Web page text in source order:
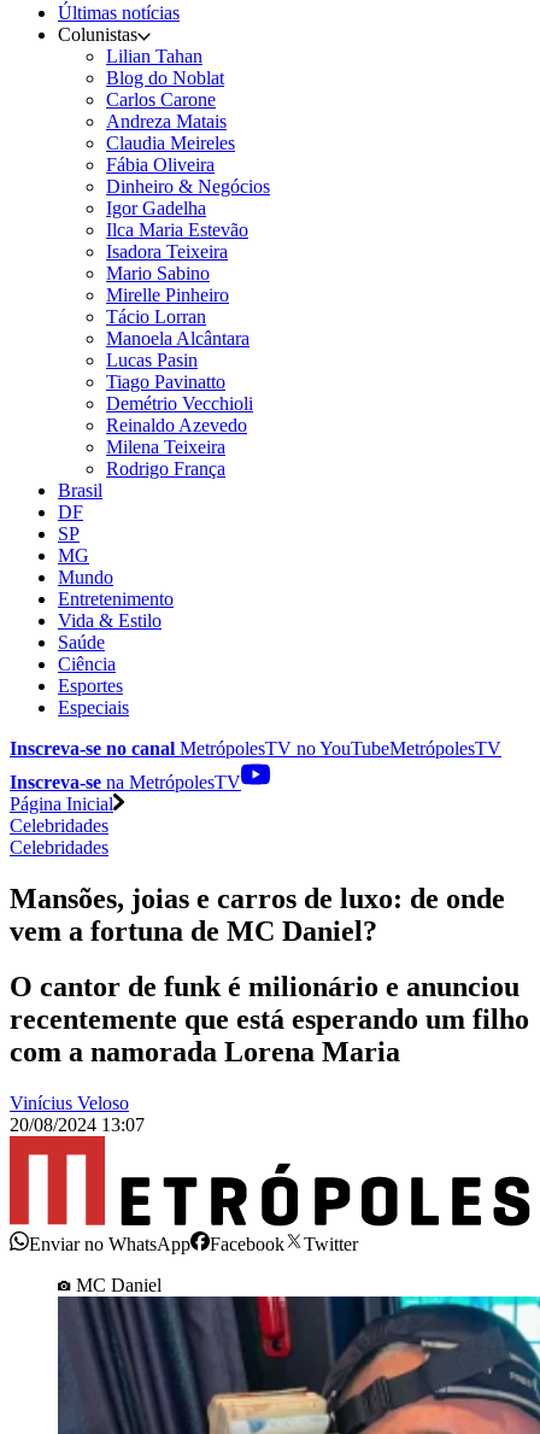
Últimas notícias
Colunistas
Lilian Tahan
Blog do Noblat
Carlos Carone
Andreza Matais
Claudia Meireles
Fábia Oliveira
Dinheiro & Negócios
Igor Gadelha
Ilca Maria Estevão
Isadora Teixeira
Mario Sabino
Mirelle Pinheiro
Tácio Lorran
Manoela Alcântara
Lucas Pasin
Tiago Pavinatto
Demétrio Vecchioli
Reinaldo Azevedo
Milena Teixeira
Rodrigo França
Brasil
DF
SP
MG
Mundo
Entretenimento
Vida & Estilo
Saúde
Ciência
Esportes
Especiais
Inscreva-se no canal MetrópolesTV noYouTubeMetrópolesTV
Inscreva-se na MetrópolesTV
Página Inicial
Celebridades
Celebridades
Mansões, joias e carros de luxo: de onde
vem a fortuna de MC Daniel?
O cantor de funk é milionário e anunciou
recentemente que está esperando um filho
com a namorada Lorena Maria
Vinícius Veloso
20/08/2024 13:07
Enviar no WhatsApp Facebook
Twitter
MC Daniel